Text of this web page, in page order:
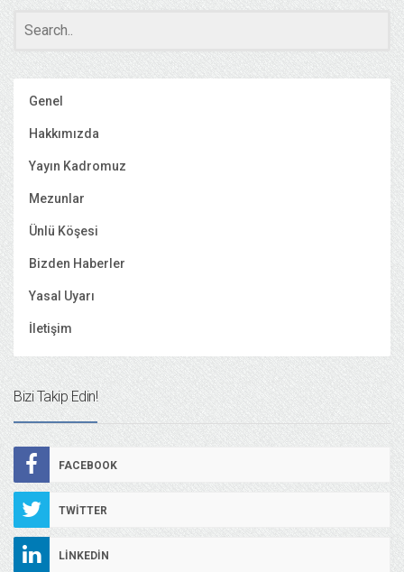
Genel
Hakkımızda
Yayın Kadromuz
Mezunlar
Ünlü Köşesi
Bizden Haberler
Yasal Uyarı
İletişim
Bizi Takip Edin!
FACEBOOK
TWITTER
LINKEDIN